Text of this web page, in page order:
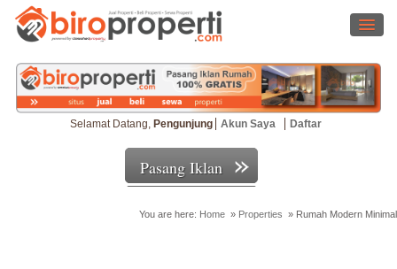
Selamat Datang, Pengunjung Akun Saya Daftar
Pasang Iklan
You are here: Home » Properties » Rumah Modern